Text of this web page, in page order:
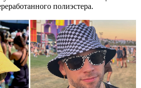
полиэстера.